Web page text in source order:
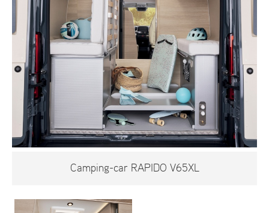
Camping-car RAPIDO V65XL